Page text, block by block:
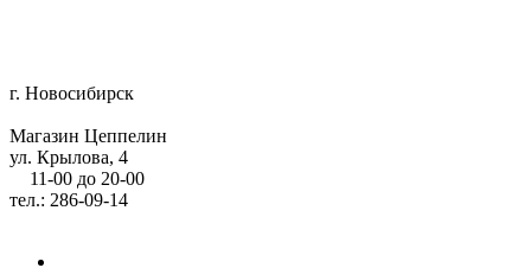
г. Новосибирск
Магазин Цеппелин
ул. Крылова, 4
11-00 до 20-00
тел.: 286-09-14